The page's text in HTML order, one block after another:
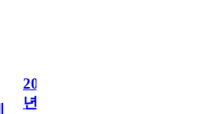
2006
년